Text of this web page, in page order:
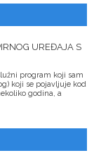
UREĐAJA S
program koji sam
koji se pojavljuje kod
godina, a